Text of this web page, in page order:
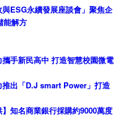
與ESG永續發展座談會」聚焦企
能解方
手新民高中 打造智慧校園微電
推出「D.J smart Power」打造
】知名商業銀行採購約9000萬度